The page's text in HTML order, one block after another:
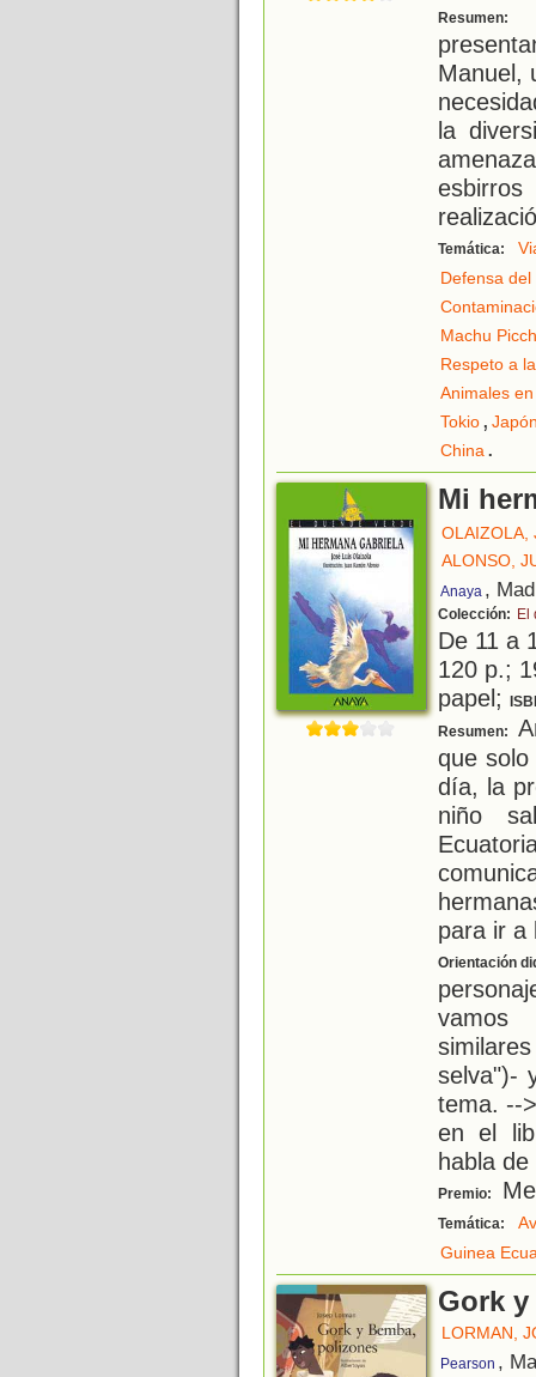
Resumen:
Manuel,
la
Temática:
Defensa
Machu
Respeto a
Animales
Tokio,
China.
Mi
OLAIZOLA,
ALONSO,
Anaya ,
Colección: El
De 11 a
120 p.;
papel;
Resumen:
que
día, la
niño
para ir a
Orientación
vamos
selva")-
tema. --
en el
habla de
Premio:
Temática:
Guinea
Gork
LORMAN,
Pearson ,